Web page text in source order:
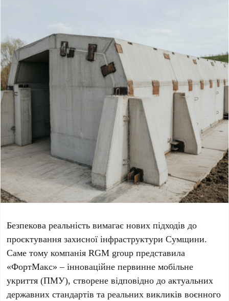
Безпекова реальність вимагає нових підходів до
проєктування захисної інфраструктури Сумщини.
Саме тому компанія RGM group представила
«ФортМакс» – інноваційне первинне мобільне
укриття (ПМУ), створене відповідно до актуальних
державних стандартів та реальних викликів воєнного